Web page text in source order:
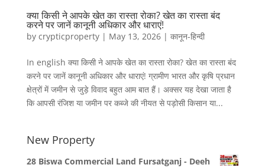
क्या किसी ने आपके खेत का रास्ता रोका? खेत का रास्ता बंद
करने पर जानें कानूनी अधिकार और धाराएं!
by crypticproperty| May 13, 2026| कानून-हिन्दी
In english क्या किसी ने आपके खेत का रास्ता रोका? खेत का रास्ता बंद
करने पर जानें कानूनी अधिकार और धाराएं! ग्रामीण भारत और कृषि प्रधान
क्षेत्रों में जमीन से जुड़े विवाद बहुत आम बात हैं। अक्सर यह देखा जाता है
कि आपसी रंजिश या जमीन पर कब्जे की नीयत से पड़ोसी किसान या...
New Property
28 Biswa Commercial Land Fursatganj - Deeh